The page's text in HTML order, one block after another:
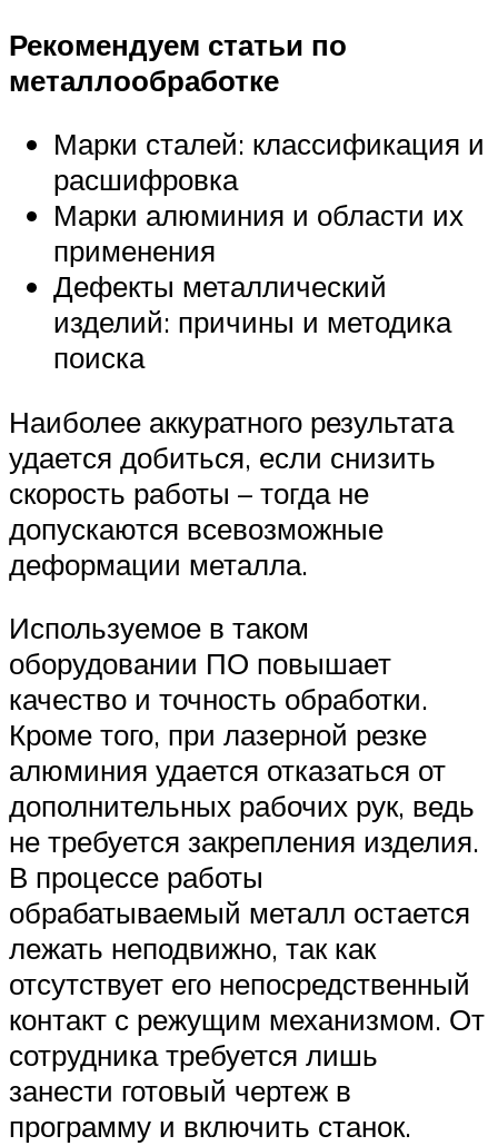
Рекомендуем статьи по
металлообработке
Марки сталей: классификация и
расшифровка
Марки алюминия и области их
применения
Дефекты металлический
изделий: причины и методика
поиска
Наиболее аккуратного результата
удается добиться, если снизить
скорость работы – тогда не
допускаются всевозможные
деформации металла.
Используемое в таком
оборудовании ПО повышает
качество и точность обработки.
Кроме того, при лазерной резке
алюминия удается отказаться от
дополнительных рабочих рук, ведь
не требуется закрепления изделия.
В процессе работы
обрабатываемый металл остается
лежать неподвижно, так как
отсутствует его непосредственный
контакт с режущим механизмом. От
сотрудника требуется лишь
занести готовый чертеж в
программу и включить станок.